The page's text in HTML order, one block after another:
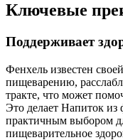
Ключевые
Поддерживает
Фенхель известен
пищеварению,
тракте, что может
Это делает Напиток из
практичным выбором
пищеварительное